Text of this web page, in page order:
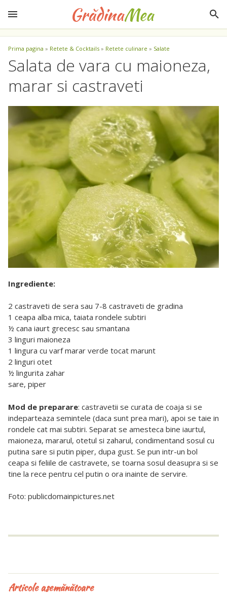
Prima pagina » Retete & Cocktails » Retete culinare » Salate
Salata de vara cu maioneza,
marar si castraveti
Ingrediente:
2 castraveti de sera sau 7-8 castraveti de gradina
1 ceapa alba mica, taiata rondele subtiri
½ cana iaurt grecesc sau smantana
3 linguri maioneza
1 lingura cu varf marar verde tocat marunt
2 linguri otet
½ lingurita zahar
sare, piper
Mod de preparare: castravetii se curata de coaja si se
indeparteaza semintele (daca sunt prea mari), apoi se taie in
rondele cat mai subtiri. Separat se amesteca bine iaurtul,
maioneza, mararul, otetul si zaharul, condimentand sosul cu
putina sare si putin piper, dupa gust. Se pun intr-un bol
ceapa si feliile de castravete, se toarna sosul deasupra si se
tine la rece pentru cel putin o ora inainte de servire.
Foto: publicdomainpictures.net
Articole asemănătoare